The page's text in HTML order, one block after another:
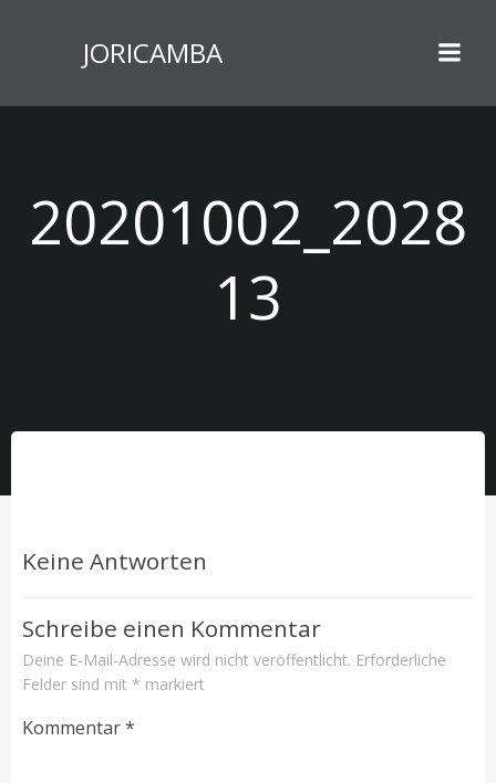
JORICAMBA
20201002_2028
13
Keine Antworten
Schreibe einen Kommentar
Deine E-Mail-Adresse wird nicht veröffentlicht. Erforderliche
Felder sind mit * markiert
Kommentar*